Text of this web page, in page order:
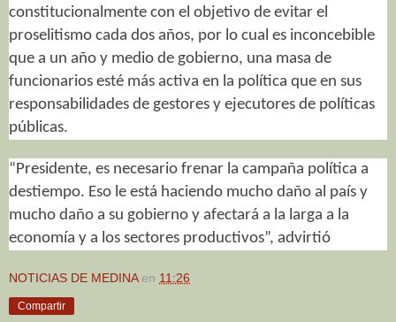
constitucionalmente con el objetivo de evitar el
proselitismo cada dos años, por lo cual es inconcebible
que a un año y medio de gobierno, una masa de
funcionarios esté más activa en la política que en sus
responsabilidades de gestores y ejecutores de políticas
públicas.
“Presidente, es necesario frenar la campaña política a
destiempo. Eso le está haciendo mucho daño al país y
mucho daño a su gobierno y afectará a la larga a la
economía y a los sectores productivos”, advirtió
NOTICIAS DE MEDINA en 11:26
Compartir